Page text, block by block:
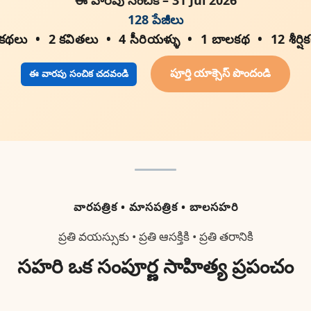
128 పేజీలు
2 కవితలు 4 సీరియళ్ళు 1 బాలకథ 12
ఈ వారపు సంచిక చదవండి పూర్తి యాక్సెస్ పొందండి
వారపత్రిక • మాసపత్రిక • బాలసహరి
ప్రతి వయస్సుకు • ప్రతి ఆసక్తికి • ప్రతి తరానికి
సహరి ఒక సంపూర్ణ సాహిత్య ప్రపంచం